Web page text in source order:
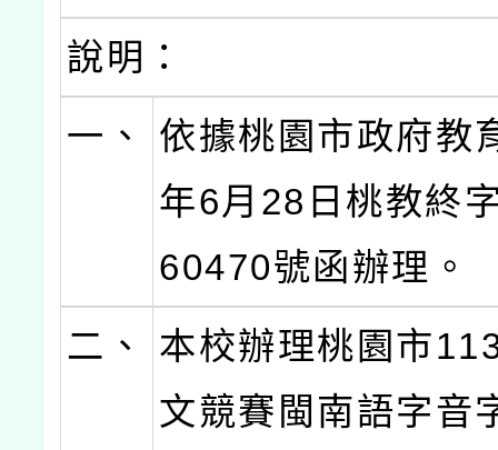
說明：
一、
依據桃園市政府教
年6月28日桃教終
60470號函辦理。
二、
本校辦理桃園市
文競賽閩南語字音